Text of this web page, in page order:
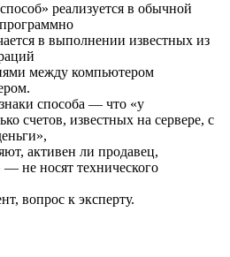
реализуется в обычной
в выполнении известных из
между компьютером
способа — что «у
счетов, известных на сервере, с
активен ли продавец,
не носят технического
вопрос к эксперту.